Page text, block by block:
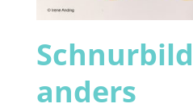
anders